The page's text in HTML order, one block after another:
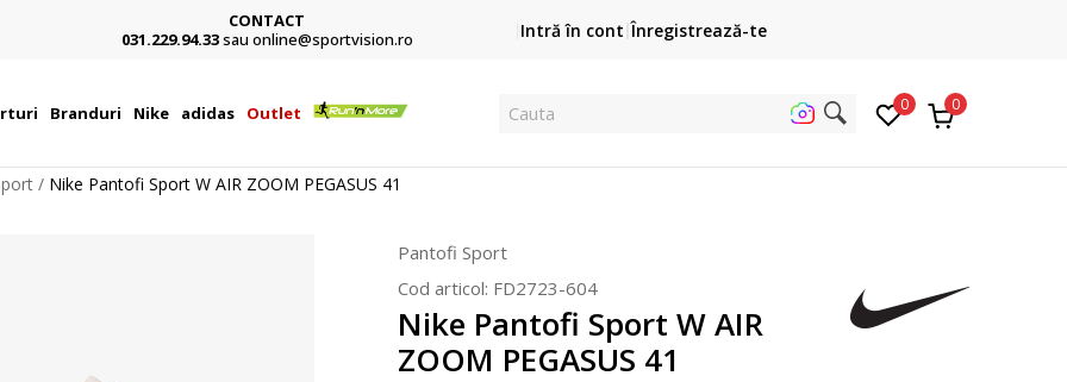
CONTACT
031.229.94.33sau online@sportvision.ro
Cumpără acum, plateste mai târziu
3 rate fără dobândă fără card de credit cu Klarna
Intră în cont Înregistrează-te
Branduri Nike adidas Outlet Cauta pe si 0 0
Nike Pantofi Sport W AIR ZOOM PEGASUS 41
Pantofi Sport
Cod articol: FD2723-604
Nike Pantofi Sport W AIR
ZOOM PEGASUS 41